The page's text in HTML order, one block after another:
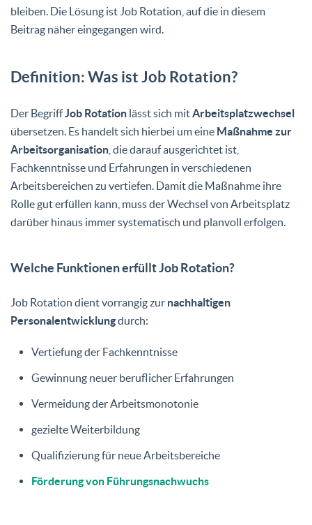
bleiben. Die Lösung ist Job Rotation, auf die in diesem
Beitrag näher eingegangen wird.
Definition: Was ist Job Rotation?
Der BegriffJob Rotation lässt sich mitArbeitsplatzwechsel
übersetzen. Es handelt sich hierbei um eine Maßnahme zur
Arbeitsorganisation , die darauf ausgerichtet ist,
Fachkenntnisse und Erfahrungen in verschiedenen
Arbeitsbereichen zu vertiefen. Damit die Maßnahme ihre
Rolle gut erfüllen kann, muss der Wechsel von Arbeitsplatz
darüber hinaus immer systematisch und planvoll erfolgen.
Welche Funktionen erfüllt Job Rotation?
Job Rotation dient vorrangig zur nachhaltigen
Personalentwicklungdurch:
Vertiefung der Fachkenntnisse
Gewinnung neuer beruflicher Erfahrungen
Vermeidung der Arbeitsmonotonie
gezielte Weiterbildung
Qualifizierung für neue Arbeitsbereiche
Förderung von Führungsnachwuchs